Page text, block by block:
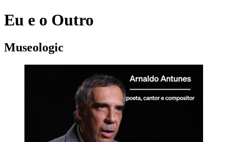
Eu e o Outro
Museologic